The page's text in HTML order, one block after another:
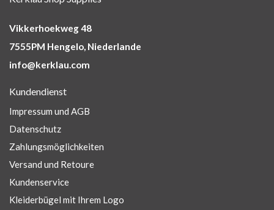
Vikkerhoekweg 48
7555PM Hengelo, Niederlande
info@kerklau.com
Kundendienst
Impressum und AGB
Datenschutz
Zahlungsmöglichkeiten
Versand und Retoure
Kundenservice
Kleiderbügel mit Ihrem Logo